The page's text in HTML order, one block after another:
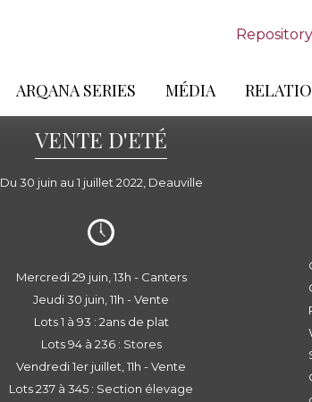
Repository
ARQANA SERIES MÉDIA
VENTE D'ETÉ
Du 30 juin au 1 juillet 2022, Deauville
Mercredi 29 juin, 13h - Canters
Jeudi 30 juin, 11h - Vente
Lots 1 à 93 : 2ans de plat
Lots 94 à 236 : Stores
Vendredi 1er juillet, 11h - Vente
Lots 237 à 345 : Section élevage